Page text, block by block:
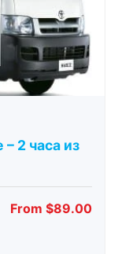
2 часа из
From $89.00